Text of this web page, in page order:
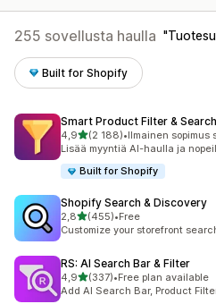
255 sovellusta haulla
Built for Shopify
Smart Product Filter & Search
4,9/ 5 tähteä
(2 188)
2188 arvostelua yhteensä
•Ilmainen sopimus
Lisää myyntiä AI-haulla ja
Built for Shopify
Shopify Search & Discovery
2,8/ 5 tähteä
(455)
455 arvostelua yhteensä
•Free
Customize your storefront
RS: AI Search Bar & Filter
4,9/ 5 tähteä
(337)
337 arvostelua yhteensä
•Free plan available
Add AI Search Bar, Product